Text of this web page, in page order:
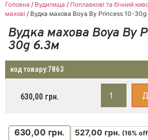
Головна / Вудилища / Поплавкові та бічний
махові / Вудка махова Boya By Princess 10-
Вудка махова Boya By
30g 6.3м
код товару:7863
630,00 грн.
630,00 грн. 527,00 грн. (16%